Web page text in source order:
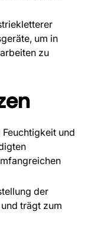
um in
zu
Feuchtigkeit und
der
trägt zum